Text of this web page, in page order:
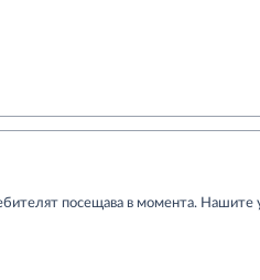
посещава в момента. Нашите